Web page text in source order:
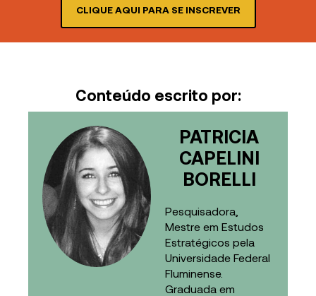
CLIQUE AQUI PARA SE INSCREVER
Conteúdo escrito por:
PATRICIA
CAPELINI
BORELLI
Pesquisadora,
Mestre em Estudos
Estratégicos pela
Universidade Federal
Fluminense.
Graduada em